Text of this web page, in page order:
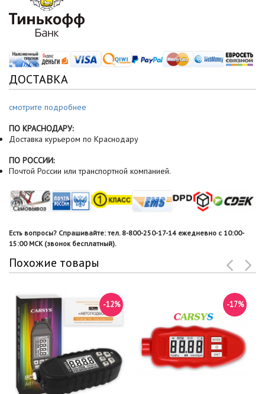
ДОСТАВКА
смотрите подробнее
ПО КРАСНОДАРУ:
Доставка курьером по Краснодару
ПО РОССИИ:
Почтой России или транспортной компанией.
Есть вопросы? Спрашивайте: тел. 8-800-250-17-14 ежедневно с 10:00-
15:00 МСК (звонок бесплатный).
Похожие товары
-12% -17%